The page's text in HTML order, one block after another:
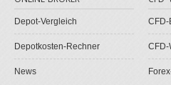
Depot-Vergleich
Depotkosten-Rechner
News
CFD-
CFD-